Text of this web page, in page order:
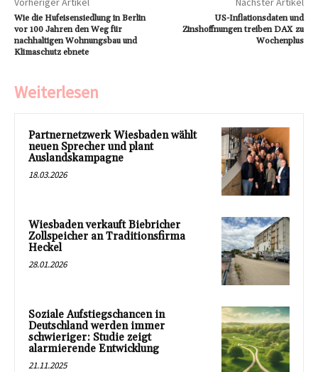
Wie die Hufeisensiedlung in Berlin
vor 100 Jahren den Weg für
nachhaltigen Wohnungsbau und
Klimaschutz ebnete
US-Inflationsdaten und
Zinshoffnungen treiben DAX zu
Wochenplus
Weiterlesen
Partnernetzwerk Wiesbaden wählt
neuen Sprecher und plant
Auslandskampagne
18.03.2026
Wiesbaden verkauft Biebricher
Zollspeicher an Traditionsfirma
Heckel
28.01.2026
Soziale Aufstiegschancen in
Deutschland werden immer
schwieriger: Studie zeigt
alarmierende Entwicklung
21.11.2025